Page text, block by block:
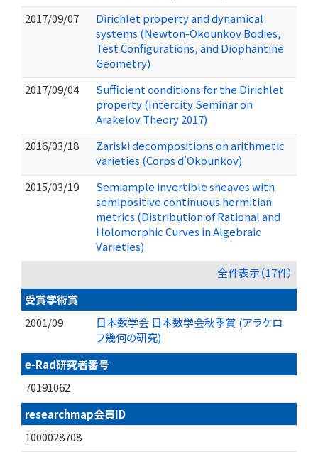
2017/09/07
Dirichlet property and dynamical
systems (Newton-Okounkov Bodies,
Test Configurations, and Diophantine
Geometry)
2017/09/04
Sufficient conditions for the Dirichlet
property (Intercity Seminar on
Arakelov Theory 2017)
2016/03/18
Zariski decompositions on arithmetic
varieties (Corps d'Okounkov)
2015/03/19
Semiample invertible sheaves with
semipositive continuous hermitian
metrics (Distribution of Rational and
Holomorphic Curves in Algebraic
Varieties)
全件表示（17件）
受賞学術賞
2001/09
日本数学会 日本数学会秋季賞 (アラケロ
フ幾何の研究)
e-Rad研究者番号
70191062
researchmap会員ID
1000028708